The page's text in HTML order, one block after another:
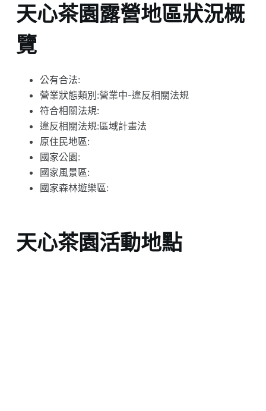
天心茶園露營地區狀況概
覽
公有合法:
營業狀態類別:營業中-違反相關法規
符合相關法規:
違反相關法規:區域計畫法
原住民地區:
國家公園:
國家風景區:
國家森林遊樂區:
天心茶園活動地點